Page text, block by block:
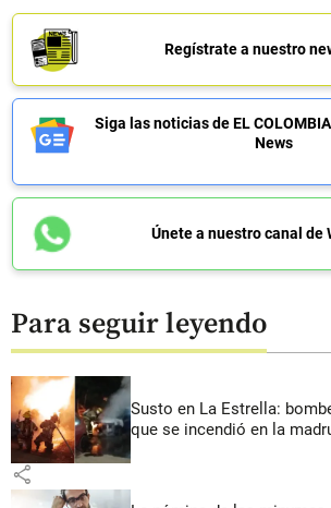
Regístrate a nuestro
Siga las noticias de EL
News
Únete a nuestro canal de
Para seguir leyendo
Susto en La Estrella:
que se incendió en la
share